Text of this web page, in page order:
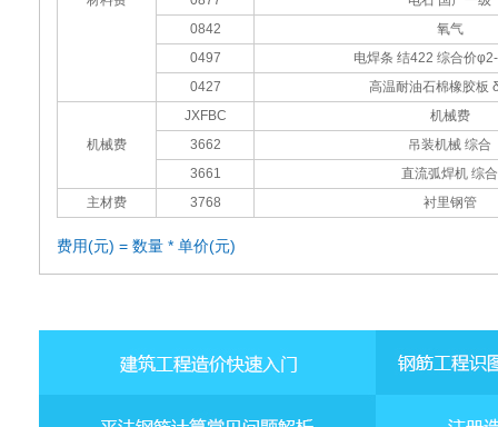
0842
氧气
0497
电焊条 结422 综合价
0427
高温耐油石棉橡胶板
机械费
JXFBC
机械费
3662
吊装机械 综合
3661
直流弧焊机 综合
主材费
3768 衬里钢管
费用(元) = 数量 * 单价(元)